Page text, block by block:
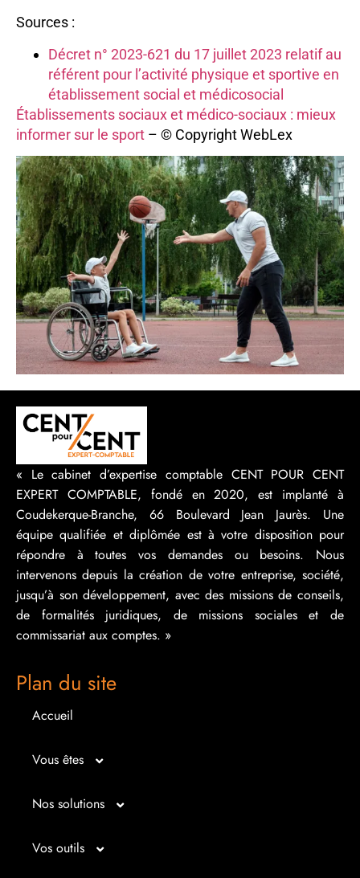
Sources :
Décret n° 2023-621 du 17 juillet 2023 relatif au
référent pour l’activité physique et sportive en
établissement social et médicosocial
Établissements sociaux et médico-sociaux : mieux
informer sur le sport – © Copyright WebLex
« Le cabinet d’expertise comptable CENT POUR CENT
EXPERT COMPTABLE, fondé en 2020, est implanté à
Coudekerque-Branche, 66 Boulevard Jean Jaurès. Une
équipe qualifiée et diplômée est à votre disposition pour
répondre à toutes vos demandes ou besoins. Nous
intervenons depuis la création de votre entreprise, société,
jusqu’à son développement, avec des missions de conseils,
de formalités juridiques, de missions sociales et de
commissariat aux comptes. »
Plan du site
Accueil
Vous êtes
Micro entrepreneur
Créateur d’entreprise
Nos solutions
Entrepreunariat
Vos outils